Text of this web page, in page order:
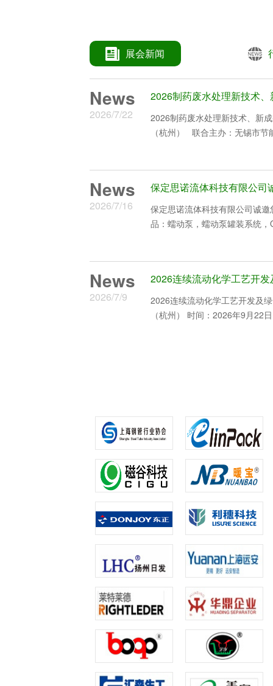
01-09
生物发酵产业从大向强迈进赋能健康
查看详情
展会新闻
News
2026/7/22
2026制药废水处理新技术
2026制药废水处理新技术、新成果、新装备发展
（杭州） 联合主办：无锡市节能环保产业联盟 无锡市节水产业协作联盟 《环球生态环
News
2026/7/16
保定思诺流体科技有限公司诚邀
品：蠕动泵，蠕动泵罐装系统，OEM蠕
News
2026/7/9
2026连续流动化学工艺开
2026连续流动化学工艺开发及绿色工艺新技术应
（杭州） 时间：2026年9月22日 地址：杭州国际博览中心 绿色·安全·高效·持续 一、会议